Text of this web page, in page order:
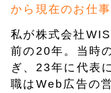
から現在のお仕
私が株式会社
前の20年。当時
ぎ、23年に代表
職はWeb広告の